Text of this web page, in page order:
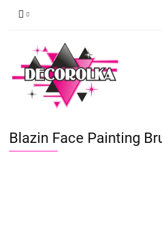
Blazin Face Painting